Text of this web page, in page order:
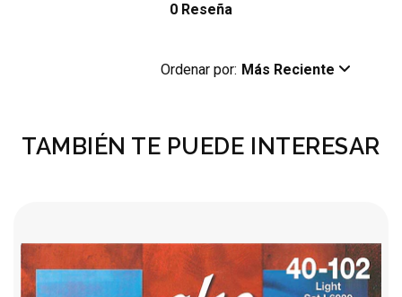
0 Reseña
Ordenar por: Más Reciente
TAMBIÉN TE PUEDE INTERESAR